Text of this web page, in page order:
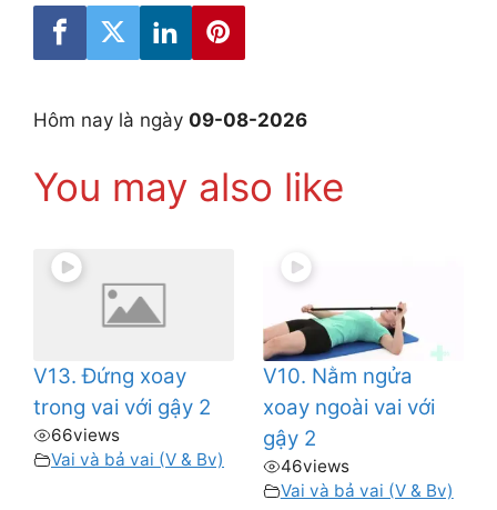
Hôm nay là ngày 09-08-2026
You may also like
V13. Đứng xoay
trong vai với gậy 2
66views
Vai và bả vai (V & Bv)
V10. Nằm ngửa
xoay ngoài vai với
gậy 2
46views
Vai và bả vai (V & Bv)